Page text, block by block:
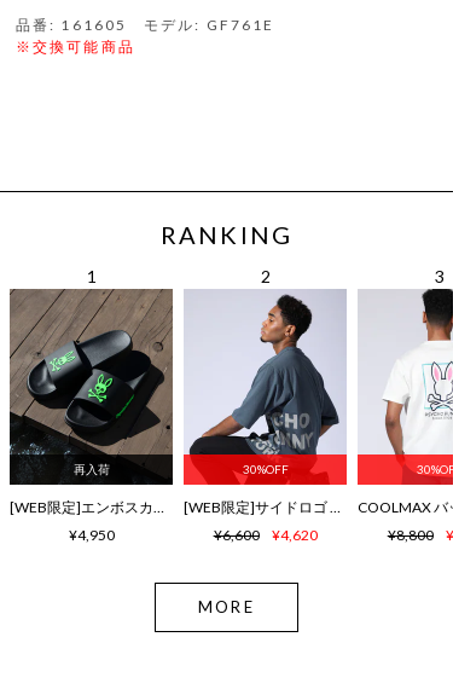
品番: 161605 モデル: GF761E
※交換可能商品
RANKING
再入荷
[WEB限定]エンボスカラーロゴ シャワーサンダル
¥4,950
30%OFF
[WEB限定]サイドロゴ ビッグシルエット Tシャツ
¥6,600
¥4,620 ¥8,800
MORE